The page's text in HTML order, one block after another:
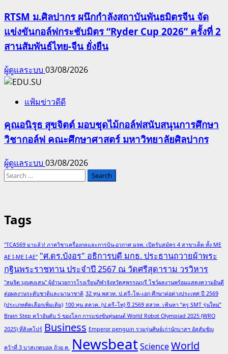
RTSM ม.ศิลปากร ผนึกกำลังสถาบันพันธมิตรจีน จัด
แข่งขันกอล์ฟกระชับมิตร “Ryder Cup 2026” ครั้งที่ 2
สานสัมพันธ์ไทย-จีน ยั่งยืน
ผู้ดูแลระบบ 03/08/2026
แฟ้มข่าวดีดี
คุณอนิรุธ สุขจิตต์ มอบชุดไม้กอล์ฟสนับสนุนการศึกษา
วิชากอล์ฟ คณะศึกษาศาสตร์ มหาวิทยาลัยศิลปากร
ผู้ดูแลระบบ 03/08/2026
Search
Tags
"TCAS69 มาแล้ว! ภาควิชาเครื่องกลและการบิน-อวกาศ มจพ. เปิดรับสมัคร 4 สาขาเด็ด ทั้ง ME
AE I-ME I-AE" "ศ.ดร.บังอร" อธิการบดี มกธ. ประธานถวายผ้าพระ
กฐินพระราชทาน ประจำปี 2567 ณ วัดศรีสุดาราม วรวิหาร
"สมจิต บุญคงเสน" ผู้อำนวยการโรงเรียนกีฬาจังหวัดสุพรรณบุรี โชว์ผลงานพร้อมแสดงความยินดี
ต่อผลงานระดับชาติและนานาชาติ 32 ทุน พสวท. ป.ตรี–โท–เอก ศึกษาต่อต่างประเทศ ปี 2569
(ประเภทคัดเลือกเพิ่มเติม) 100 ทุน สควค. (ป.ตรี–โท) ปี 2569 สสวท. เฟ้นหา “ครู SMT รุ่นใหม่”
Brain Step คว้าอันดับ 5 ของโลก การแข่งขันหุ่นยนต์ World Robot Olympiad 2025 (WRO
2025) ที่สิงคโปร์ Business Emperor penguin รวมรุ่นศิษย์เก่านักบาสฯ อัสสัมชัญ
คว้าที่ 3 บาสเกตบอล ถ้วย ค. NewsbeatScienceWorld